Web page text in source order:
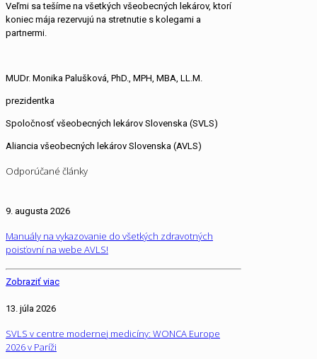
Veľmi sa tešíme na všetkých všeobecných lekárov, ktorí
koniec mája rezervujú na stretnutie s kolegami a
partnermi.
MUDr. Monika Palušková, PhD., MPH, MBA, LL.M.
prezidentka
Spoločnosť všeobecných lekárov Slovenska (SVLS)
Aliancia všeobecných lekárov Slovenska (AVLS)
Odporúčané články
9. augusta 2026
Manuály na vykazovanie do všetkých zdravotných
poisťovní na webe AVLS!
Zobraziť viac
13. júla 2026
SVLS v centre modernej medicíny: WONCA Europe
2026 v Paríži